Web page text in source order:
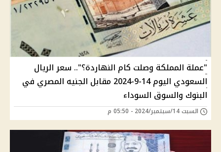
"عملة المملكة وصلت كام النهاردة؟".. سعر الريال
السعودي اليوم 14-9-2024 مقابل الجنيه المصري في
البنوك والسوق السوداء
السبت 14/سبتمبر/2024 - 05:50 م